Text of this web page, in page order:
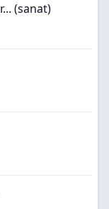
(sanat)